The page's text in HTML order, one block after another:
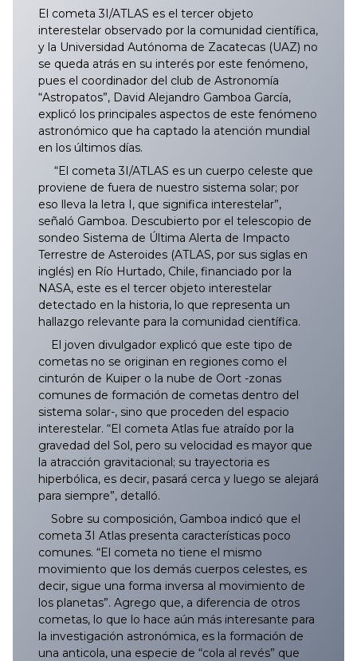
El cometa 3I/ATLAS es el tercer objeto
interestelar observado por la comunidad científica,
y la Universidad Autónoma de Zacatecas (UAZ) no
se queda atrás en su interés por este fenómeno,
pues el coordinador del club de Astronomía
“Astropatos”, David Alejandro Gamboa García,
explicó los principales aspectos de este fenómeno
astronómico que ha captado la atención mundial
en los últimos días.
“El cometa 3I/ATLAS es un cuerpo celeste que
proviene de fuera de nuestro sistema solar; por
eso lleva la letra I, que significa interestelar”,
señaló Gamboa. Descubierto por el telescopio de
sondeo Sistema de Última Alerta de Impacto
Terrestre de Asteroides (ATLAS, por sus siglas en
inglés) en Río Hurtado, Chile, financiado por la
NASA, este es el tercer objeto interestelar
detectado en la historia, lo que representa un
hallazgo relevante para la comunidad científica.
El joven divulgador explicó que este tipo de
cometas no se originan en regiones como el
cinturón de Kuiper o la nube de Oort -zonas
comunes de formación de cometas dentro del
sistema solar-, sino que proceden del espacio
interestelar. “El cometa Atlas fue atraído por la
gravedad del Sol, pero su velocidad es mayor que
la atracción gravitacional; su trayectoria es
hiperbólica, es decir, pasará cerca y luego se alejará
para siempre”, detalló.
Sobre su composición, Gamboa indicó que el
cometa 3I Atlas presenta características poco
comunes. “El cometa no tiene el mismo
movimiento que los demás cuerpos celestes, es
decir, sigue una forma inversa al movimiento de
los planetas”. Agrego que, a diferencia de otros
cometas, lo que lo hace aún más interesante para
la investigación astronómica, es la formación de
una anticola, una especie de “cola al revés” que